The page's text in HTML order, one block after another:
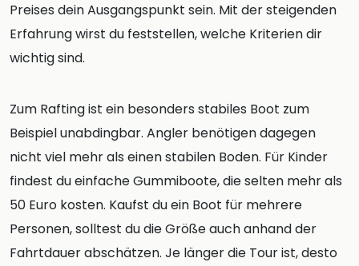
Preises dein Ausgangspunkt sein. Mit der steigenden
Erfahrung wirst du feststellen, welche Kriterien dir
wichtig sind.
Zum Rafting ist ein besonders stabiles Boot zum
Beispiel unabdingbar. Angler benötigen dagegen
nicht viel mehr als einen stabilen Boden. Für Kinder
findest du einfache Gummiboote, die selten mehr als
50 Euro kosten. Kaufst du ein Boot für mehrere
Personen, solltest du die Größe auch anhand der
Fahrtdauer abschätzen. Je länger die Tour ist, desto